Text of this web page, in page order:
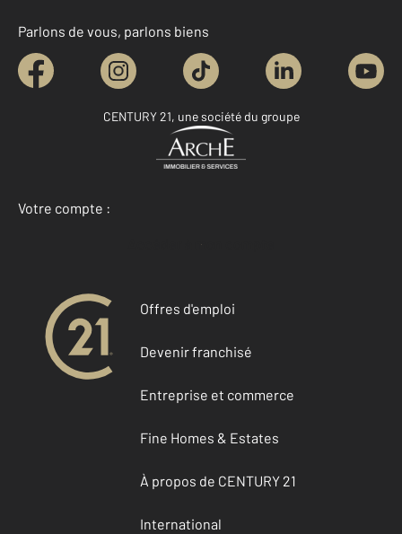
Parlons de vous, parlons biens
CENTURY 21, une société du groupe
Votre compte :
Accéder à mon compte
Offres d'emploi
Devenir franchisé
Entreprise et commerce
Fine Homes & Estates
À propos de CENTURY 21
International